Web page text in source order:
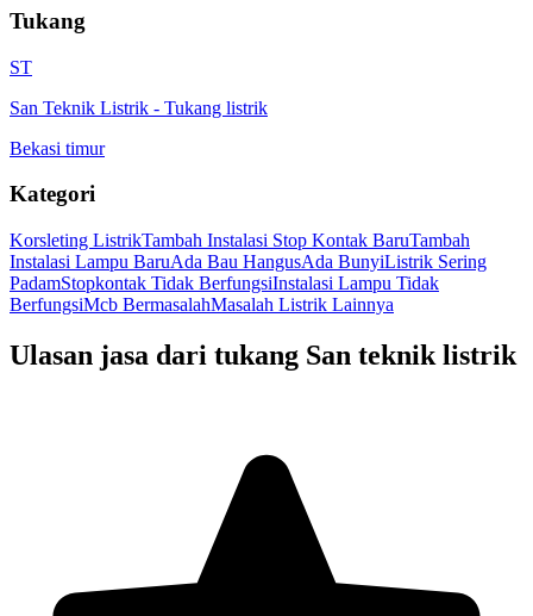
Tukang
ST
San Teknik Listrik - Tukang listrik
Bekasi timur
Kategori
Korsleting ListrikTambah Instalasi Stop Kontak BaruTambah
Instalasi Lampu BaruAda Bau HangusAda BunyiListrik Sering
PadamStopkontak Tidak BerfungsiInstalasi Lampu Tidak
BerfungsiMcb BermasalahMasalah Listrik Lainnya
Ulasan jasa dari tukang San teknik listrik